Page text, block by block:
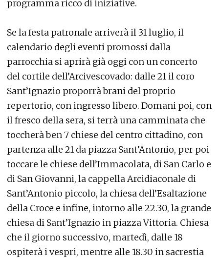
programma ricco di iniziative.
Se la festa patronale arriverà il 31 luglio, il
calendario degli eventi promossi dalla
parrocchia si aprirà già oggi con un concerto
del cortile dell’Arcivescovado: dalle 21 il coro
Sant’Ignazio proporrà brani del proprio
repertorio, con ingresso libero. Domani poi, con
il fresco della sera, si terrà una camminata che
toccherà ben 7 chiese del centro cittadino, con
partenza alle 21 da piazza Sant’Antonio, per poi
toccare le chiese dell’Immacolata, di San Carlo e
di San Giovanni, la cappella Arcidiaconale di
Sant’Antonio piccolo, la chiesa dell’Esaltazione
della Croce e infine, intorno alle 22.30, la grande
chiesa di Sant’Ignazio in piazza Vittoria. Chiesa
che il giorno successivo, martedì, dalle 18
ospiterà i vespri, mentre alle 18.30 in sacrestia